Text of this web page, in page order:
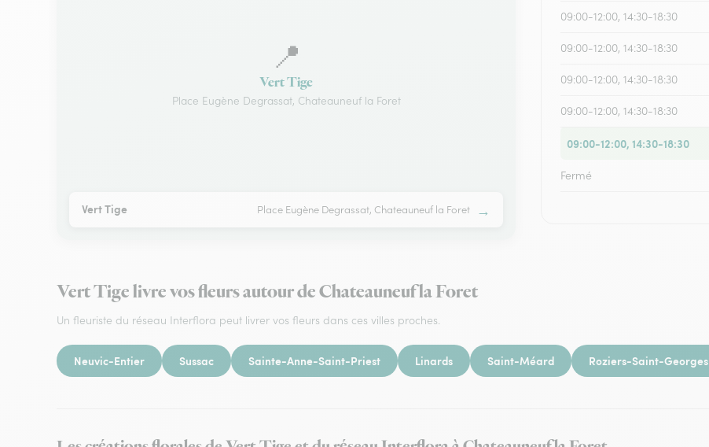
📍
Vert Tige
Place Eugène Degrassat, Chateauneuf la Foret
Vert Tige Place Eugène Degrassat, Chateauneuf la Foret →
09:00-12:00, 14:30-18:30
09:00-12:00, 14:30-18:30
09:00-12:00, 14:30-18:30
09:00-12:00, 14:30-18:30
09:00-12:00, 14:30-18:30
Fermé
Vert Tige livre vos fleurs autour de Chateauneuf la Foret
Un fleuriste du réseau Interflora peut livrer vos fleurs dans ces villes proches.
Neuvic-Entier Sussac Sainte-Anne-Saint-Priest Linards Saint-Méard Roziers-Saint-Georges